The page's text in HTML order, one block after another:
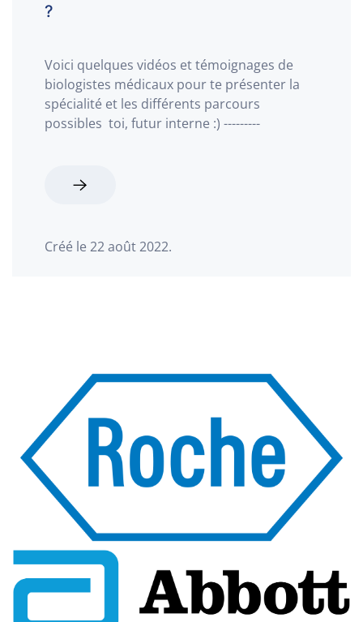
?
Voici quelques vidéos et témoignages de
biologistes médicaux pour te présenter la
spécialité et les différents parcours
possibles toi, futur interne :) ---------
Créé le 22 août 2022.